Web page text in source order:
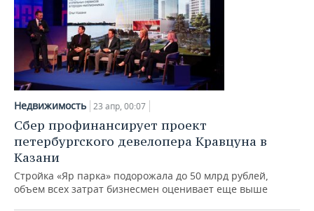
Недвижимость 23 апр, 00:07
Сбер профинансирует проект
петербургского девелопера Кравцуна в
Казани
Стройка «Яр парка» подорожала до 50 млрд рублей,
объем всех затрат бизнесмен оценивает еще выше